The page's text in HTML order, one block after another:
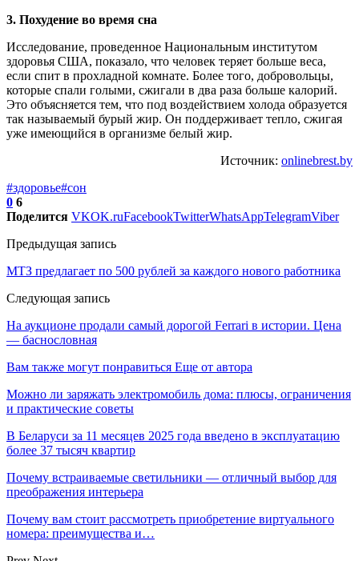
3. Похудение во время сна
Исследование, проведенное Национальным институтом
здоровья США, показало, что человек теряет больше веса,
если спит в прохладной комнате. Более того, добровольцы,
которые спали голыми, сжигали в два раза больше калорий.
Это объясняется тем, что под воздействием холода образуется
так называемый бурый жир. Он поддерживает тепло, сжигая
уже имеющийся в организме белый жир.
Источник: onlinebrest.by
#здоровье#сон
0 6
Поделится VKOK.ruFacebookTwitterWhatsAppTelegramViber
Предыдущая запись
МТЗ предлагает по 500 рублей за каждого нового работника
Следующая запись
На аукционе продали самый дорогой Ferrari в истории. Цена
― баснословная
Вам также могут понравиться Еще от автора
Можно ли заряжать электромобиль дома: плюсы, ограничения
и практические советы
В Беларуси за 11 месяцев 2025 года введено в эксплуатацию
более 37 тысяч квартир
Почему встраиваемые светильники — отличный выбор для
преображения интерьера
Почему вам стоит рассмотреть приобретение виртуального
номера: преимущества и…